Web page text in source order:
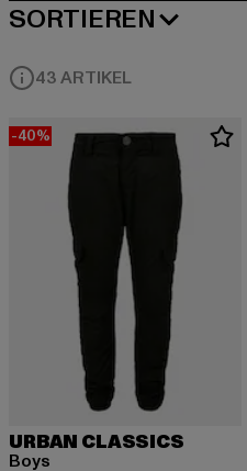
SORTIEREN
BELIEBTESTE
43 ARTIKEL
-40%
URBAN CLASSICS
Boys